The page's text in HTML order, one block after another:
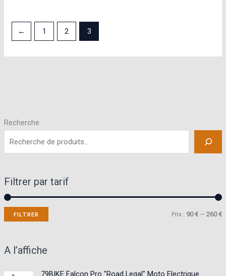
Recherche
Filtrer par tarif
PP
FILTRER Prix : 90 € —260 €
A l’affiche
79BIKE Falcon Pro "Road Legal" Moto Electrique
← 1 2 3